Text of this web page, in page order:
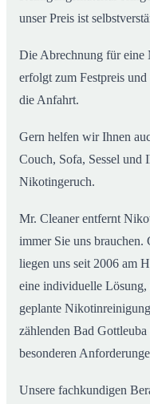
unser Preis ist
Die Abrechnung für
erfolgt zum Festpreis
die Anfahrt.
Gern helfen wir Ihnen
Couch, Sofa, Sessel und
Nikotingeruch.
Mr. Cleaner entfernt
immer Sie uns
liegen uns seit 2006 am
eine individuelle
geplante
zählenden Bad
besonderen
Unsere fachkundigen